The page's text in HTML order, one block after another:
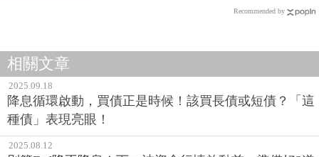
Recommended by
相關文章
2025.09.18
降息循環啟動，買債正是時候！該買長債或短債？「這
種債」表現亮眼！
2025.08.12